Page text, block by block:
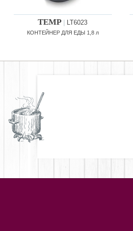
TEMP LT6023
КОНТЕЙНЕР ДЛЯ ЕДЫ 1,8 л